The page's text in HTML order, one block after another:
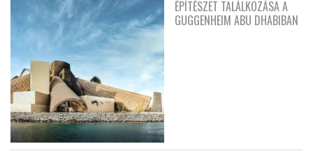
ÉPÍTÉSZET TALÁLKOZÁSA A
GUGGENHEIM ABU DHABIBAN